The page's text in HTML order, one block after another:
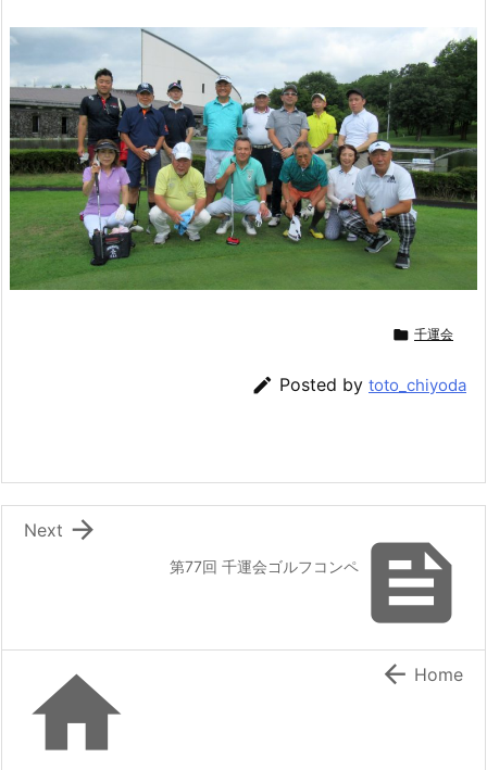
 千運会
 Posted by toto_chiyoda

第77回 千運会ゴルフコンペ

Next
  Home